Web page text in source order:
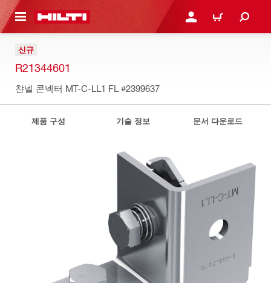
으로 건너뛰기 로그인 또는 회원가입
장바구니
신규
R21344601
챤넬 콘넥터 MT-C-LL1 FL #2399637
제품 구성 기술 정보 문서 다운로드